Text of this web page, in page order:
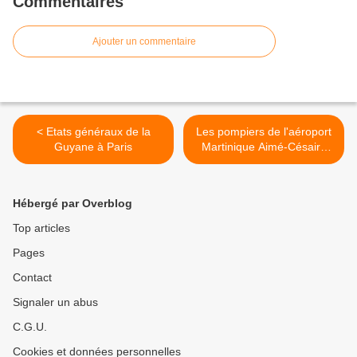
Ajouter un commentaire
< Etats généraux de la
Guyane à Paris
Les pompiers de l'aéroport
Martinique Aimé-Césaire
toucheront l'arriéré de leurs
Hébergé par Overblog
Top articles
Pages
Contact
Signaler un abus
C.G.U.
Cookies et données personnelles